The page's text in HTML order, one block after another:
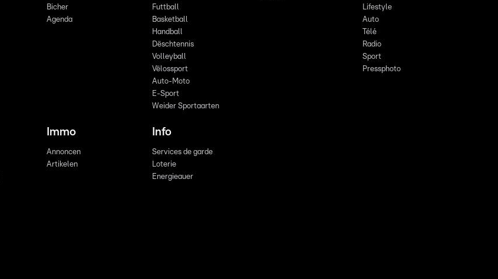
Bicher
Agenda
Futtball
Basketball
Handball
Dëschtennis
Volleyball
Vëlossport
Auto-Moto
E-Sport
Weider Sportaarten
Lifestyle
Auto
Télé
Radio
Sport
Pressphoto
Immo
Annoncen
Artikelen
Info
Services de garde
Loterie
Energieauer